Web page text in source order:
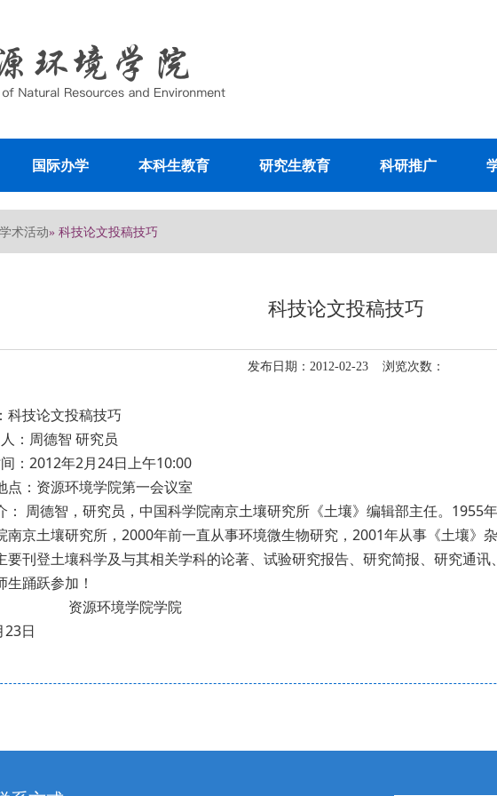
国际办学 本科生教育 研究生教育 科研推广
学术活动» 科技论文投稿技巧
科技论文投稿技巧
发布日期：2012-02-23 浏览次数：
科技论文投稿技巧
周德智 研究员
：2012年2月24日上午10:00
：资源环境学院第一会议室
： 周德智，研究员，中国科学院南京土壤研究所《土壤》编辑部主任。1955
南京土壤研究所，2000年前一直从事环境微生物研究，2001年从事《土壤》
要刊登土壤科学及与其相关学科的论著、试验研究报告、研究简报、研究通讯
踊跃参加！
环境学院学院
23日